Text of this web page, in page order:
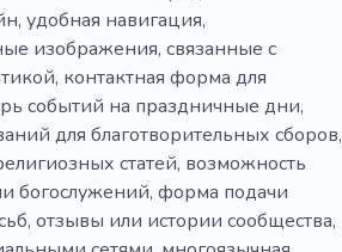
удобная навигация,
изображения, связанные с
контактная форма для
событий на праздничные дни,
для благотворительных сборов,
статей, возможность
богослужений, форма подачи
отзывы или истории сообщества,